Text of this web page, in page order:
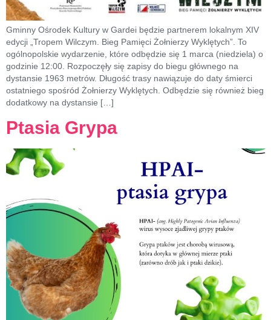
Gminny Ośrodek Kultury w Gardei będzie partnerem lokalnym XIV
edycji „Tropem Wilczym. Bieg Pamięci Żołnierzy Wyklętych”. To
ogólnopolskie wydarzenie, które odbędzie się 1 marca (niedziela) o
godzinie 12:00. Rozpoczęły się zapisy do biegu głównego na
dystansie 1963 metrów. Długość trasy nawiązuje do daty śmierci
ostatniego spośród Żołnierzy Wyklętych. Odbędzie się również bieg
dodatkowy na dystansie […]
Ptasia Grypa